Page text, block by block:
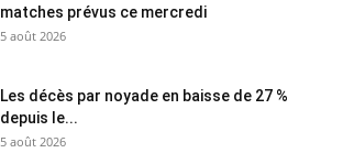
matches prévus ce mercredi
5 août 2026
Les décès par noyade en baisse de 27 %
depuis le...
5 août 2026